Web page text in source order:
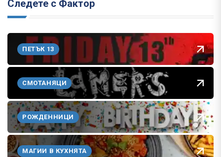
Следете с Фактор
ПЕТЪК 13
СМОТАНЯЦИ
РОЖДЕННИЦИ
МАГИИ В КУХНЯТА